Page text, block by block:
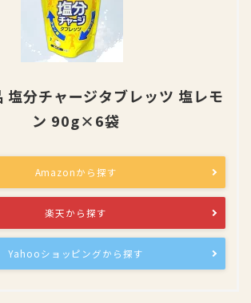
塩分チャージタブレッツ 塩レモ
ン 90g×6袋
Amazonから探す
楽天から探す
Yahooショッピングから探す